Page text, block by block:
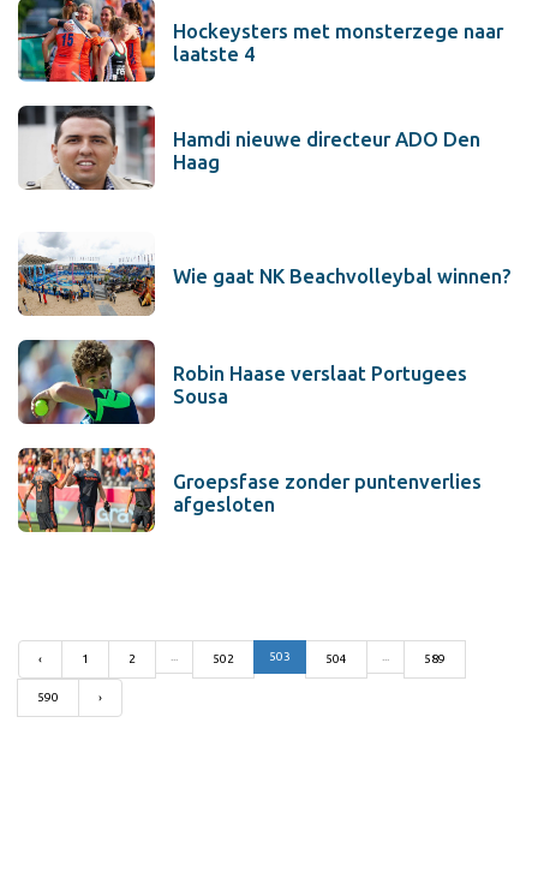
Hockeysters met monsterzege naar
laatste 4
Hamdi nieuwe directeur ADO Den
Haag
Wie gaat NK Beachvolleybal winnen?
Robin Haase verslaat Portugees
Sousa
Groepsfase zonder puntenverlies
afgesloten
‹ 1 2 502 503 504 589
590 ›